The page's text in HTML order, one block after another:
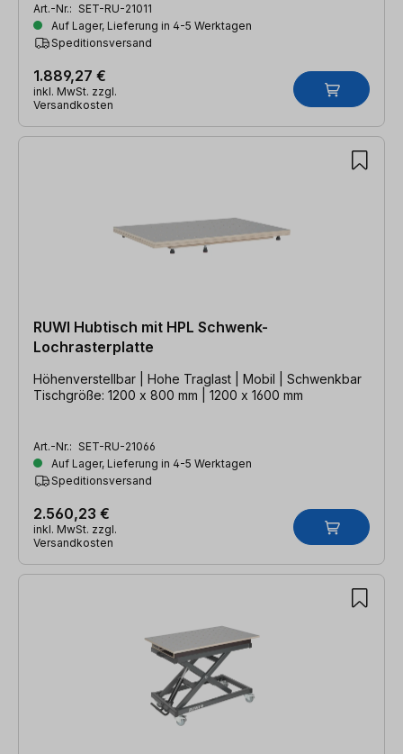
Art.-Nr.: SET-RU-21011
Auf Lager, Lieferung in 4-5 Werktagen
Speditionsversand
1.889,27 €
inkl. MwSt. zzgl.
Versandkosten
RUWI Hubtisch mit HPL Schwenk-
Lochrasterplatte
Höhenverstellbar | Hohe Traglast | Mobil | Schwenkbar
Tischgröße: 1200 x 800 mm | 1200 x 1600 mm
Art.-Nr.: SET-RU-21066
Auf Lager, Lieferung in 4-5 Werktagen
Speditionsversand
2.560,23 €
inkl. MwSt. zzgl.
Versandkosten